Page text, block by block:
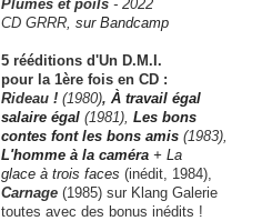
Plumes et poils - 2022
CD GRRR, sur Bandcamp
5 rééditions d'Un D.M.I.
pour la 1ère fois en CD :
Rideau ! (1980), À travail égal
salaire égal (1981), Les bons
contes font les bons amis (1983),
L'homme à la caméra + La
glace à trois faces (inédit, 1984),
Carnage (1985) sur Klang Galerie
toutes avec des bonus inédits !